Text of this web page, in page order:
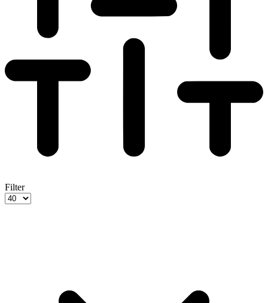
Filter